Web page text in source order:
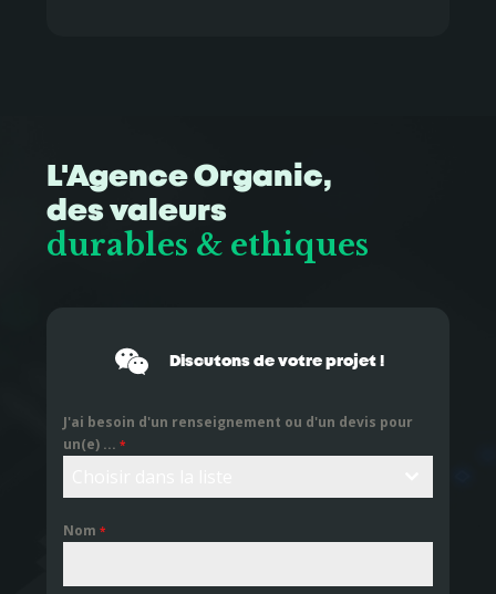
L'Agence Organic,
des valeurs
durables & ethiques
Discutons de votre projet !
J'ai besoin d'un renseignement ou d'un devis pour
un(e) ...*
Nom*